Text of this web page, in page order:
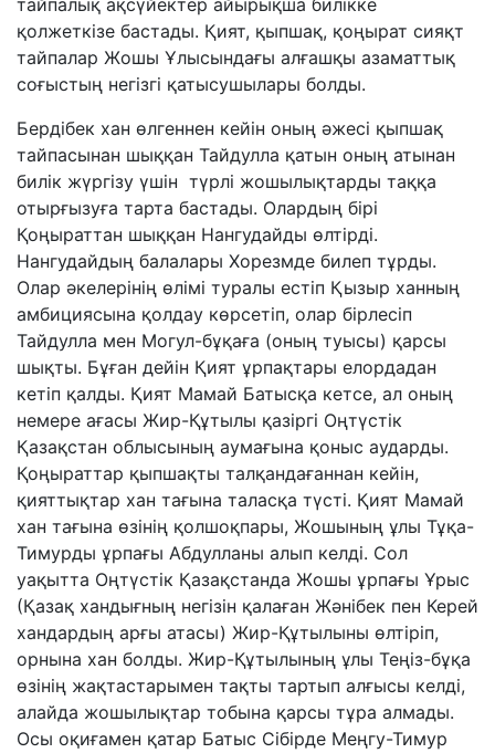
тайпалық ақсүйектер айырықша билікке
қолжеткізе бастады. Қият, қыпшақ, қоңырат сияқт
тайпалар Жошы Ұлысындағы алғашқы азаматтық
соғыстың негізгі қатысушылары болды.
Бердібек хан өлгеннен кейін оның әжесі қыпшақ
тайпасынан шыққан Тайдулла қатын оның атынан
билік жүргізу үшін түрлі жошылықтарды таққа
отырғызуға тарта бастады. Олардың бірі
Қоңыраттан шыққан Нангудайды өлтірді.
Нангудайдың балалары Хорезмде билеп тұрды.
Олар әкелерінің өлімі туралы естіп Қызыр ханның
амбициясына қолдау көрсетіп, олар бірлесіп
Тайдулла мен Могул-бұқаға (оның туысы) қарсы
шықты. Бұған дейін Қият ұрпақтары елордадан
кетіп қалды. Қият Мамай Батысқа кетсе, ал оның
немере ағасы Жир-Құтылы қазіргі Оңтүстік
Қазақстан облысының аумағына қоныс аударды.
Қоңыраттар қыпшақты талқандағаннан кейін,
қияттықтар хан тағына таласқа түсті. Қият Мамай
хан тағына өзінің қолшоқпары, Жошының ұлы Тұқа-
Тимурды ұрпағы Абдулланы алып келді. Сол
уақытта Оңтүстік Қазақстанда Жошы ұрпағы Ұрыс
(Қазақ хандығның негізін қалаған Жәнібек пен Керей
хандардың арғы атасы) Жир-Құтылыны өлтіріп,
орнына хан болды. Жир-Құтылының ұлы Теңіз-бұқа
өзінің жақтастарымен тақты тартып алғысы келді,
алайда жошылықтар тобына қарсы тұра алмады.
Осы оқиғамен қатар Батыс Сібірде Меңгу-Тимур